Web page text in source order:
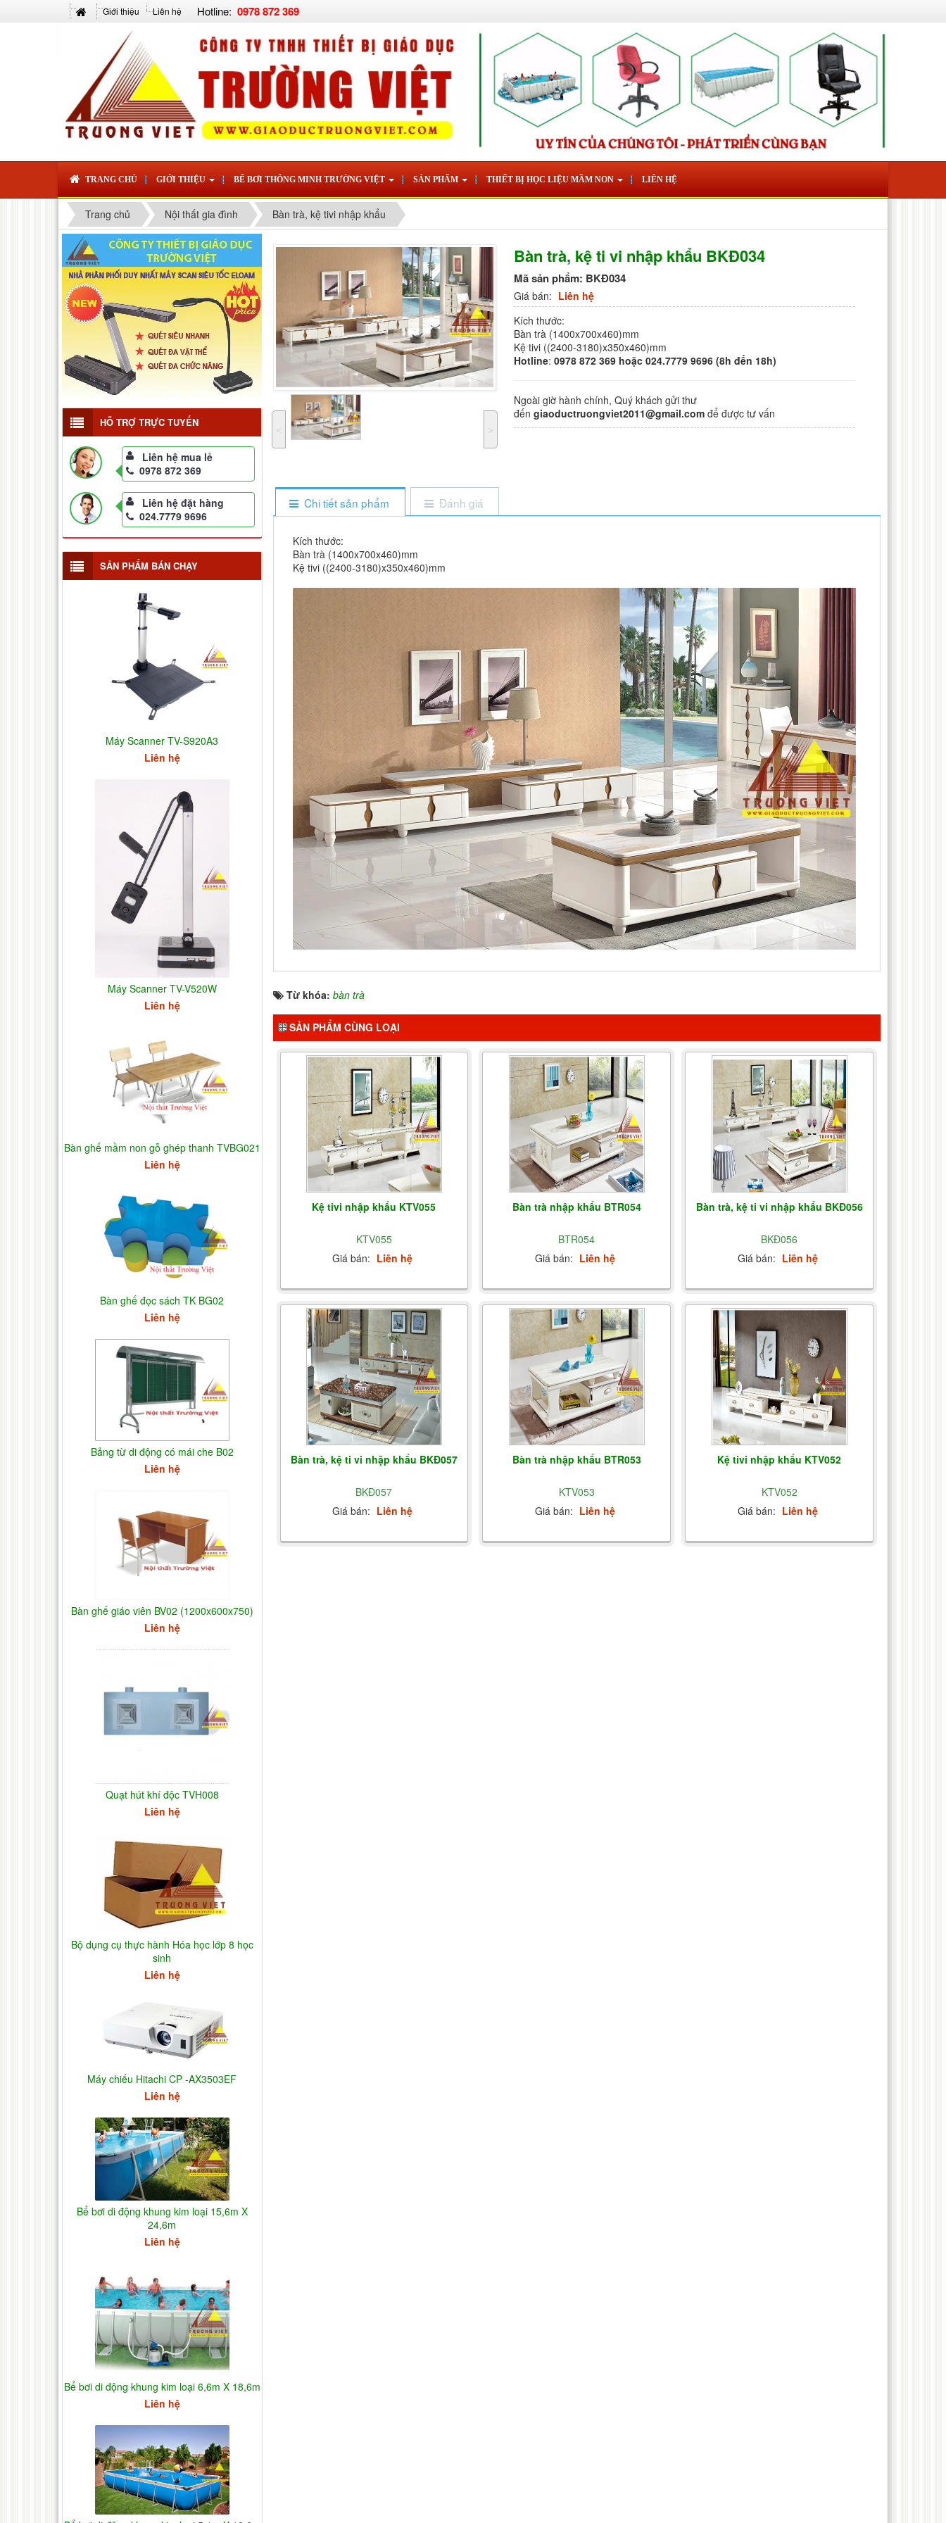
Giới thiệu Liên hệ Hotline: 0978 872 369
TRANG CHỦ GIỚI THIỆU BỂ BƠI THÔNG MINH TRƯỜNG VIỆT SẢN PHẨM THIẾT BỊ HỌC LIỆU MẦM NON LIÊN HỆ
Trang chủ Nội thất gia đình Bàn trà, kệ tivi nhập khẩu
˂ ˃
Bàn trà, kệ ti vi nhập khẩu BKĐ034
Mã sản phẩm: BKĐ034
Giá bán: Liên hệ
Kích thước:
Bàn trà (1400x700x460)mm
Kệ tivi ((2400-3180)x350x460)mm
Hotline: 0978 872 369 hoặc 024.7779 9696 (8h đến 18h)
Ngoài giờ hành chính, Quý khách gửi thư
đếngiaoductruongviet2011@gmail.com để được tư vấn
Chi tiết sản phẩm Đánh giá
Kích thước:
Bàn trà (1400x700x460)mm
Kệ tivi ((2400-3180)x350x460)mm
Từ khóa: bàn trà
SẢN PHẨM CÙNG LOẠI
Kệ tivi nhập khẩu KTV055
KTV055
Giá bán: Liên hệ
Bàn trà nhập khẩu BTR054
BTR054
Giá bán: Liên hệ
Bàn trà, kệ ti vi nhập khẩu BKĐ056
BKĐ056
Giá bán: Liên hệ
Bàn trà, kệ ti vi nhập khẩu BKĐ057
BKĐ057
Giá bán: Liên hệ
Bàn trà nhập khẩu BTR053
KTV053
Giá bán: Liên hệ
Kệ tivi nhập khẩu KTV052
KTV052
Giá bán: Liên hệ
HỖ TRỢ TRỰC TUYẾN
Liên hệ mua lẻ
0978 872 369
Liên hệ đặt hàng
024.7779 9696
SẢN PHẨM BÁN CHẠY
Máy Scanner TV-S920A3
Liên hệ
Máy Scanner TV-V520W
Liên hệ
Bàn ghế mầm non gỗ ghép thanh TVBG021
Liên hệ
Bàn ghế đọc sách TK BG02
Liên hệ
Bảng từ di động có mái che B02
Liên hệ
Bàn ghế giáo viên BV02 (1200x600x750)
Liên hệ
Quạt hút khí độc TVH008
Liên hệ
Bộ dụng cụ thực hành Hóa học lớp 8 học
sinh
Liên hệ
Máy chiếu Hitachi CP -AX3503EF
Liên hệ
Bể bơi di động khung kim loại 15,6m X
24,6m
Liên hệ
Bể bơi di động khung kim loại 6,6m X 18,6m
Liên hệ